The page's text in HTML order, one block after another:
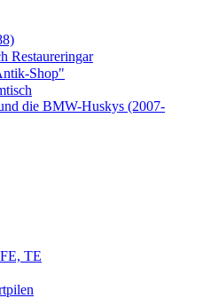
Restaureringar
Shop"
die BMW-Huskys (2007-
TE